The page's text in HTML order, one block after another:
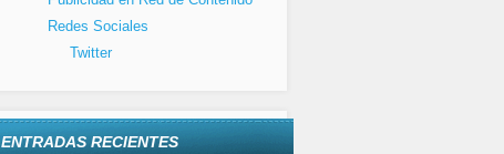
Redes Sociales
Twitter
ENTRADAS RECIENTES